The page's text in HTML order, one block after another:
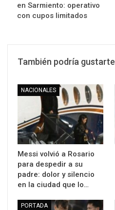
en Sarmiento: operativo
con cupos limitados
También podría gustarte
NACIONALES
Messi volvió a Rosario
para despedir a su
padre: dolor y silencio
en la ciudad que lo…
PORTADA